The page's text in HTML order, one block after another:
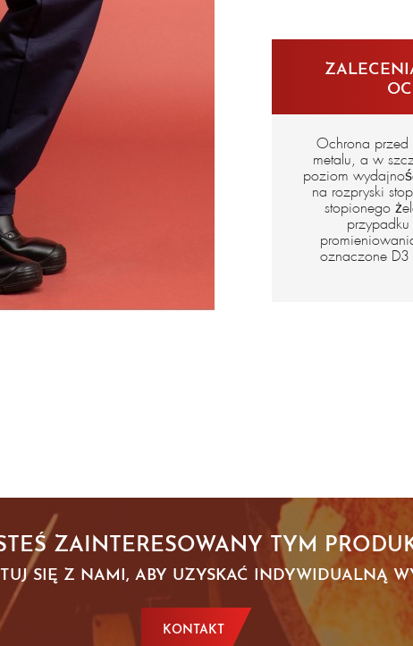
Ochrona przed
metalu, a w
poziom
na rozpryski
stopionego
oznaczone
ZAINTERESOWANY TYM
SIĘ Z NAMI, ABY UZYSKAĆ INDYWIDUALNĄ
KONTAKT